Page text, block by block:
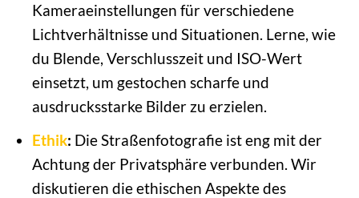
Kameraeinstellungen für verschiedene
Lichtverhältnisse und Situationen. Lerne, wie
du Blende, Verschlusszeit und ISO-Wert
einsetzt, um gestochen scharfe und
ausdrucksstarke Bilder zu erzielen.
Ethik: Die Straßenfotografie ist eng mit der
Achtung der Privatsphäre verbunden. Wir
diskutieren die ethischen Aspekte des